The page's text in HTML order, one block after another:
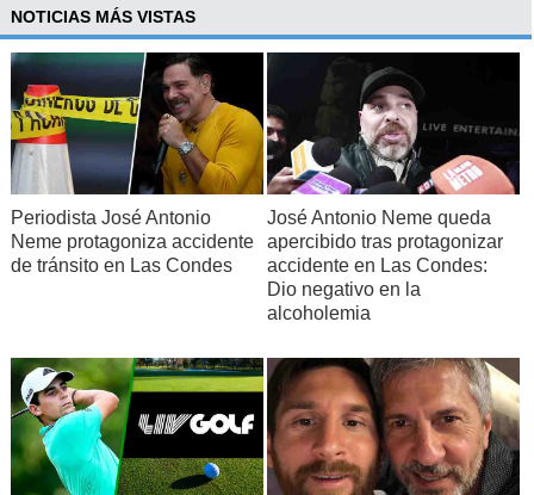
NOTICIAS MÁS VISTAS
Periodista José Antonio
Neme protagoniza accidente
de tránsito en Las Condes
José Antonio Neme queda
apercibido tras protagonizar
accidente en Las Condes:
Dio negativo en la
alcoholemia